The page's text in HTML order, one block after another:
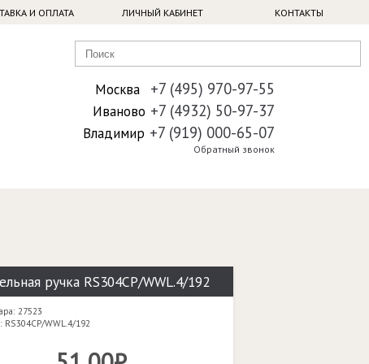
И ОПЛАТА ЛИЧНЫЙ КАБИНЕТ КОНТАКТЫ
Москва +7 (495) 970-97-55
Иваново +7 (4932) 50-97-37
Владимир +7 (919) 000-65-07
Обратный звонок
ручка RS304CP/WWL.4/192
27523
RS304CP/WWL.4/192